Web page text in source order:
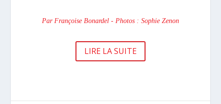
Par Françoise Bonardel - Photos : Sophie Zenon
LIRE LA SUITE